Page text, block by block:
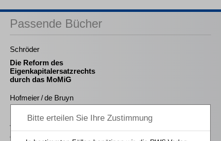
Passende Bücher
Schröder
Die Reform des
Eigenkapitalersatzrechts
durch das MoMiG
Hofmeier / de Bruyn
Verfahrensaufhebung
oder -einstellung